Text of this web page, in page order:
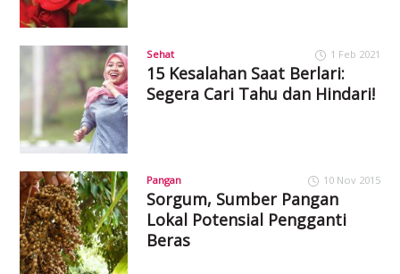
Sehat 1 Feb 2021
15 Kesalahan Saat Berlari:
Segera Cari Tahu dan Hindari!
Pangan 10 Nov 2015
Sorgum, Sumber Pangan
Lokal Potensial Pengganti
Beras